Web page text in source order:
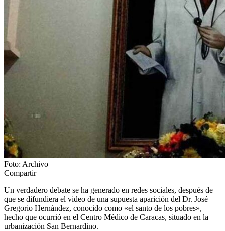
Foto: Archivo
Compartir
Un verdadero debate se ha generado en redes sociales, después de
que se difundiera el video de una supuesta aparición del Dr. José
Gregorio Hernández, conocido como «el santo de los pobres»,
hecho que ocurrió en el Centro Médico de Caracas, situado en la
urbanización San Bernardino.